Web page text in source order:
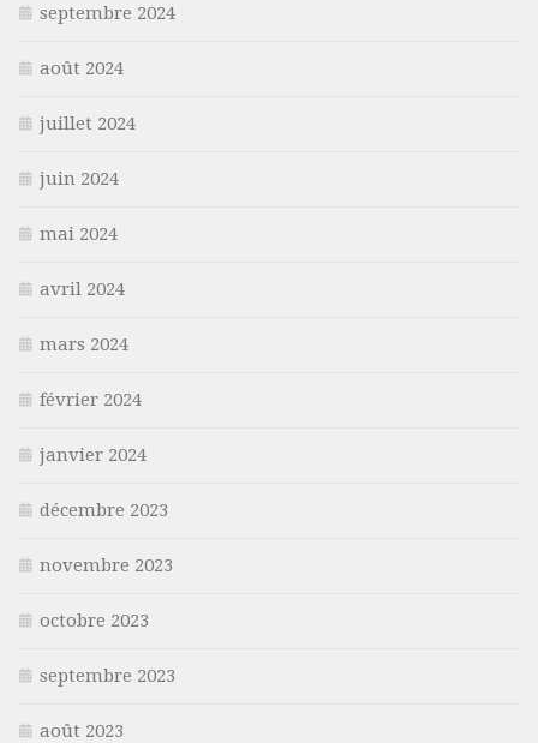
septembre 2024
août 2024
juillet 2024
juin 2024
mai 2024
avril 2024
mars 2024
février 2024
janvier 2024
décembre 2023
novembre 2023
octobre 2023
septembre 2023
août 2023